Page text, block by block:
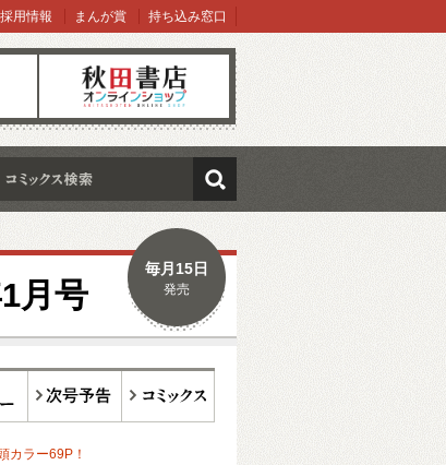
オンラインショップ
採用情報 まんが賞 持ち込み窓口
検索
月号
毎月15日
発売
カラー69P！